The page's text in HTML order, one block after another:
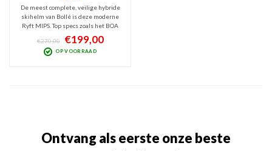
De meest complete, veilige hybride
skihelm van Bollé is deze moderne
Ryft MIPS. Top specs zoals het BOA
Fit System, instelbare actieve
ventilatie en MIPS Protection is
gecombineerd met een top design.
€270,00 €199,00
OP VOORRAAD
Ontvang als eerste onze beste